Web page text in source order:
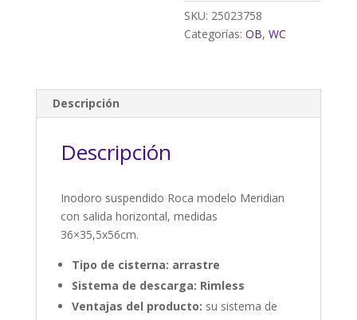
SKU: 25023758
Categorías:OB,WC
Descripción
Descripción
Inodoro suspendido Roca modelo Meridian
con salida horizontal, medidas
36×35,5x56cm.
Tipo de cisterna: arrastre
Sistema de descarga: Rimless
Ventajas del producto: su sistema de